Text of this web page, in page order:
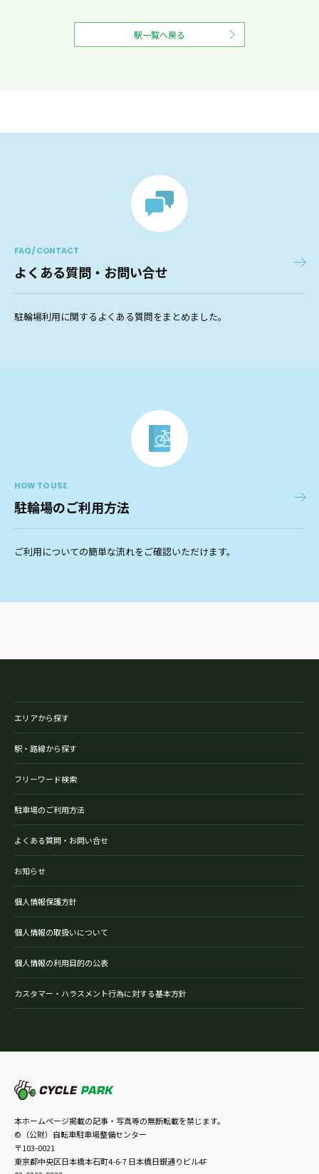
駅一覧へ戻る
FAQ / CONTACT
よくある質問・お問い合せ
駐輪場利用に関するよくある質問をまとめました。
HOW TO USE
駐輪場のご利用方法
ご利用についての簡単な流れをご確認いただけます。
エリアから探す
駅・路線から探す
フリーワード検索
駐車場のご利用方法
よくある質問・お問い合せ
お知らせ
個人情報保護方針
個人情報の取扱いについて
個人情報の利用目的の公表
カスタマー・ハラスメント行為に対する基本方針
本ホームページ掲載の記事・写真等の無断転載を禁じます。
©（公財）自転車駐車場整備センター
〒103-0021
東京都中央区日本橋本石町4-6-7 日本橋日銀通りビル4F